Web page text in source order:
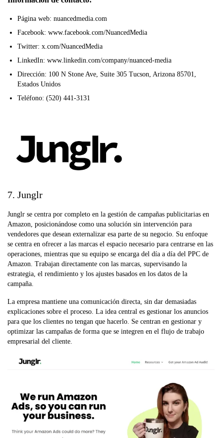
Página web: nuancedmedia.com
Facebook: www.facebook.com/NuancedMedia
Twitter: x.com/NuancedMedia
LinkedIn: www.linkedin.com/company/nuanced-media
Dirección: 100 N Stone Ave, Suite 305 Tucson, Arizona 85701,
Estados Unidos
Teléfono: (520) 441-3131
7. Junglr
Junglr se centra por completo en la gestión de campañas publicitarias en
Amazon, posicionándose como una solución sin intervención para
vendedores que desean externalizar esa parte de su negocio. Su enfoque
se centra en ofrecer a las marcas el espacio necesario para centrarse en las
operaciones, mientras que su equipo se encarga del día a día del PPC de
Amazon. Trabajan directamente con las marcas, supervisando la
estrategia, el rendimiento y los ajustes basados en los datos de la
campaña.
La empresa mantiene una comunicación directa, sin dar demasiadas
explicaciones sobre el proceso. La idea central es gestionar los anuncios
para que los clientes no tengan que hacerlo. Se centran en gestionar y
optimizar las campañas de forma que se integren en el flujo de trabajo
empresarial del cliente.